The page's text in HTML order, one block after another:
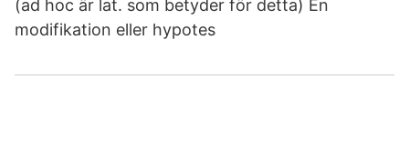
(ad hoc är lat. som betyder för detta) En
modifikation eller hypotes